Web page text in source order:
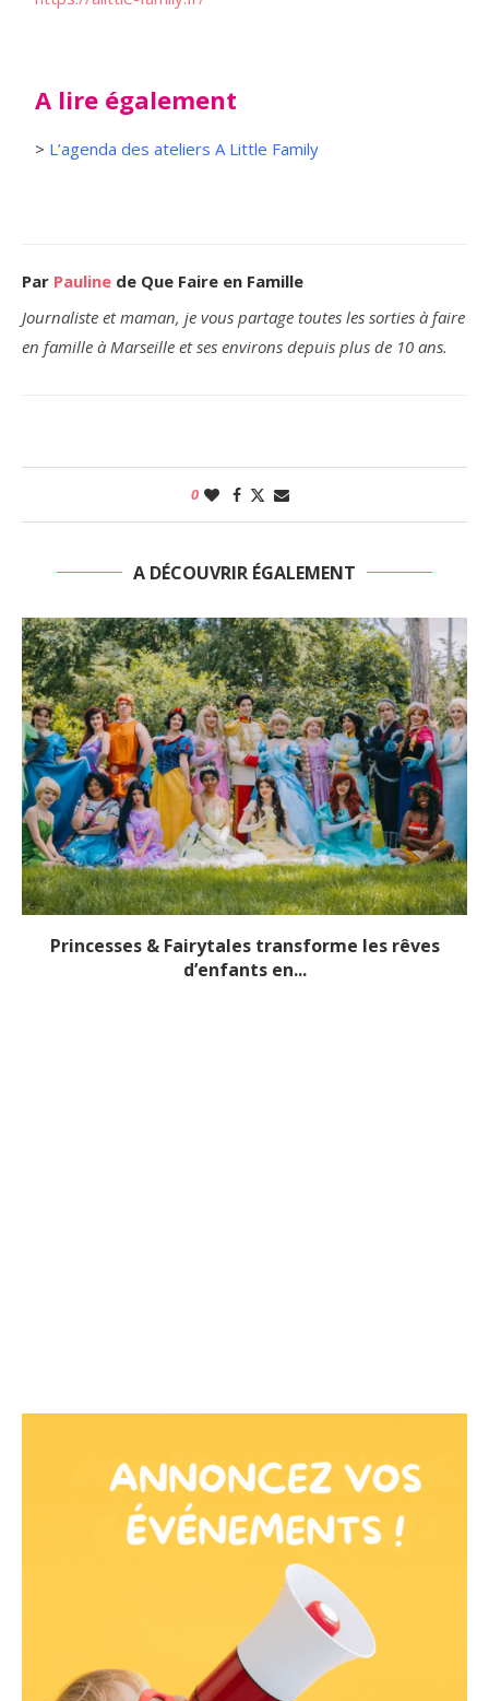
A lire également
> L’agenda des ateliers A Little Family
Par Pauline de Que Faire en Famille
Journaliste et maman, je vous partage toutes les sorties à faire
en famille à Marseille et ses environs depuis plus de 10 ans.
0
A DÉCOUVRIR ÉGALEMENT
Princesses & Fairytales transforme les rêves
d’enfants en...